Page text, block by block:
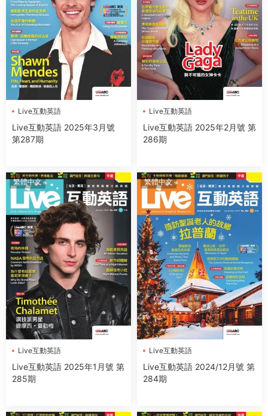
Live互動英語
Live互動英語 2025年3月號
第287期
Live互動英語
Live互動英語 2025年2月號 第
286期
繁體中文
Live互動英語
Live互動英語 2025年1月號 第
285期
繁體中文
Live互動英語
Live互動英語 2024/12月號 第
284期